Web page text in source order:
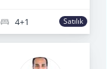
4+1 Satılık